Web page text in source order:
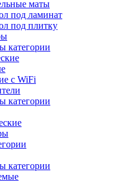
маты
под ламинат
под плитку
категории
с WiFi
категории
категории